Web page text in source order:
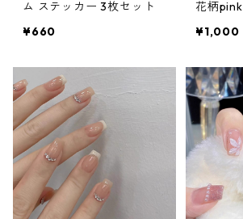
ム ステッカー 3枚セット
¥660
花柄pink
¥1,000